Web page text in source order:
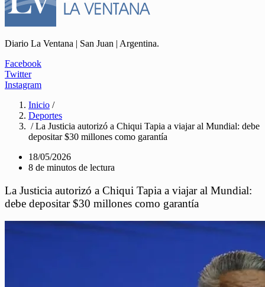
Diario La Ventana | San Juan | Argentina.
Facebook
Twitter
Instagram
Inicio /
Deportes
/ La Justicia autorizó a Chiqui Tapia a viajar al Mundial: debe
depositar $30 millones como garantía
18/05/2026
8 de minutos de lectura
La Justicia autorizó a Chiqui Tapia a viajar al Mundial:
debe depositar $30 millones como garantía